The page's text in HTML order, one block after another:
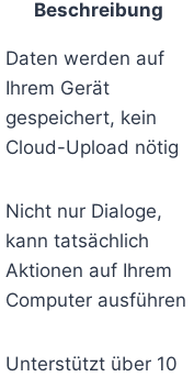
Beschreibung
Daten werden auf
Ihrem Gerät
gespeichert, kein
Cloud-Upload nötig
Nicht nur Dialoge,
kann tatsächlich
Aktionen auf Ihrem
Computer ausführen
Unterstützt über 10